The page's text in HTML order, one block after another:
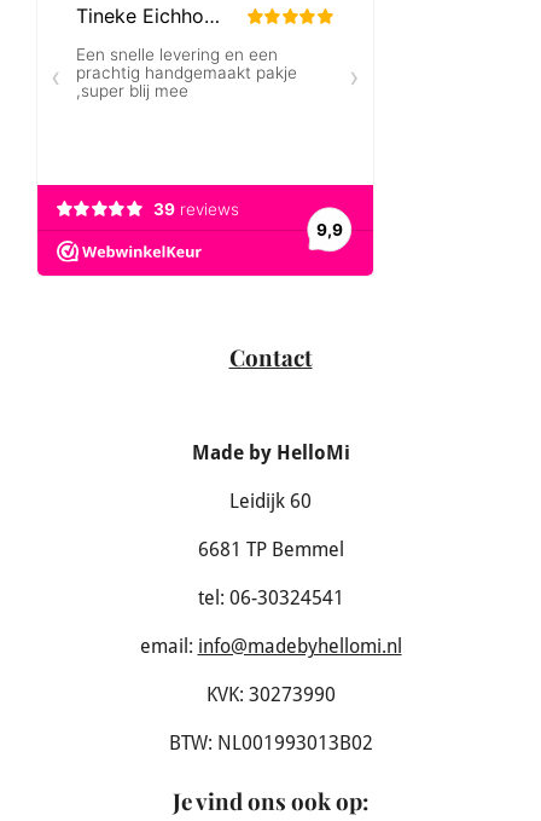
Contact
Made by HelloMi
Leidijk 60
6681 TP Bemmel
tel: 06-30324541
email: info@madebyhellomi.nl
KVK: 30273990
BTW: NL001993013B02
Je vind ons ook op: